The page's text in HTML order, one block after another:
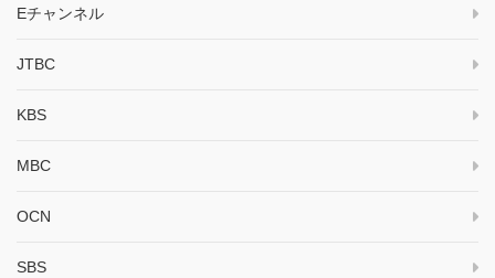
Eチャンネル
JTBC
KBS
MBC
OCN
SBS